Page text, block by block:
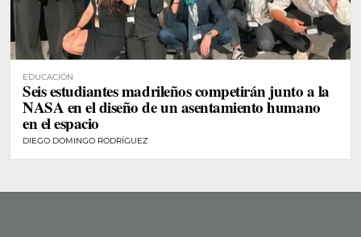
EDUCACIÓN
Seis estudiantes madrileños competirán junto a la
NASA en el diseño de un asentamiento humano
en el espacio
DIEGO DOMINGO RODRÍGUEZ